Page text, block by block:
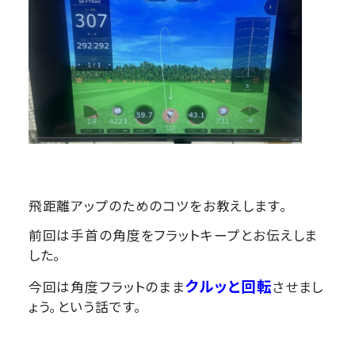
飛距離アップのためのコツをお教えします。
前回は手首の角度をフラットキープとお伝えしま
した。
今回は角度フラットのままクルッと回転させまし
ょう。という話です。